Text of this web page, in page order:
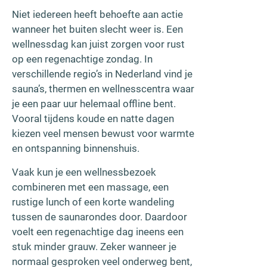
Niet iedereen heeft behoefte aan actie
wanneer het buiten slecht weer is. Een
wellnessdag kan juist zorgen voor rust
op een regenachtige zondag. In
verschillende regio’s in Nederland vind je
sauna’s, thermen en wellnesscentra waar
je een paar uur helemaal offline bent.
Vooral tijdens koude en natte dagen
kiezen veel mensen bewust voor warmte
en ontspanning binnenshuis.
Vaak kun je een wellnessbezoek
combineren met een massage, een
rustige lunch of een korte wandeling
tussen de saunarondes door. Daardoor
voelt een regenachtige dag ineens een
stuk minder grauw. Zeker wanneer je
normaal gesproken veel onderweg bent,